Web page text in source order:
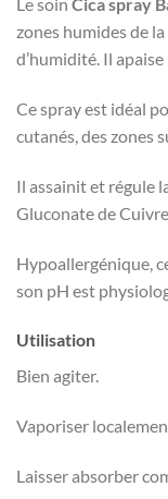
zones humides de la
d’humidité. Il
Ce spray est idéal
cutanés, des zones
Il assainit et régule
Gluconate de
Hypoallergénique,
son pH est
Utilisation
Bien agiter.
Vaporiser
Laisser absorber